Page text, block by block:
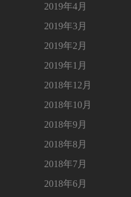
2019年4月
2019年3月
2019年2月
2019年1月
2018年12月
2018年10月
2018年9月
2018年8月
2018年7月
2018年6月